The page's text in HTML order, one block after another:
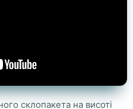
склопакета на висоті